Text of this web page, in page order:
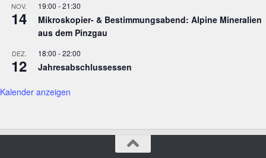
NOV.
14
19:00 -21:30
Mikroskopier- & Bestimmungsabend: Alpine Mineralien
aus dem Pinzgau
DEZ.
12
18:00 -22:00
Jahresabschlussessen
Kalender anzeigen